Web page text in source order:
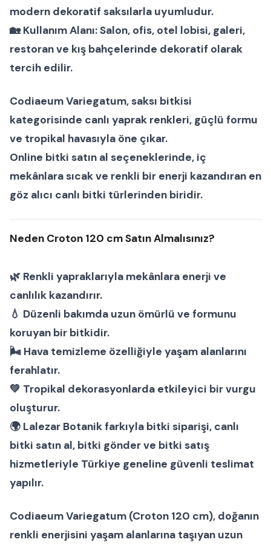
modern dekoratif saksılarla uyumludur.
🏡Kullanım Alanı:Salon, ofis, otel lobisi, galeri,
restoran ve kış bahçelerinde dekoratif olarak
tercih edilir.
Codiaeum Variegatum,saksı bitkisi
kategorisinde canlı yaprak renkleri, güçlü formu
ve tropikal havasıyla öne çıkar.
Online bitki satın al seçeneklerinde, iç
mekânlara sıcak ve renkli bir enerji kazandıran en
göz alıcı canlı bitki türlerinden biridir.
Neden Croton 120 cm Satın Almalısınız?
🌿 Renkli yapraklarıyla mekânlara enerji ve
canlılık kazandırır.
💧 Düzenli bakımda uzun ömürlü ve formunu
koruyan bir bitkidir.
🌬 Hava temizleme özelliğiyle yaşam alanlarını
ferahlatır.
💚 Tropikal dekorasyonlarda etkileyici bir vurgu
oluşturur.
🌍 Lalezar Botanikfarkıyla bitki siparişi, canlı
bitki satın al, bitki gönderve bitki satış
hizmetleriyle Türkiye geneline güvenli teslimat
yapılır.
Codiaeum Variegatum (Croton 120 cm), doğanın
renkli enerjisini yaşam alanlarına taşıyan uzun